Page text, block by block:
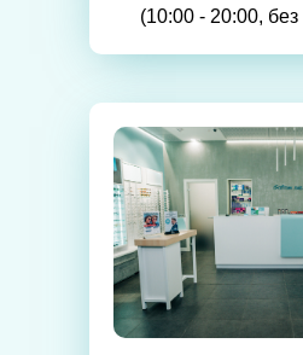
(10:00 - 20:00,